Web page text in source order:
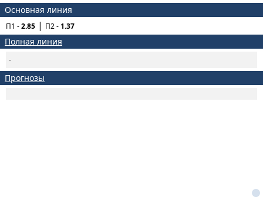
Основная линия
П1 -2.85 П2 -1.37
Полная линия
-
Прогнозы